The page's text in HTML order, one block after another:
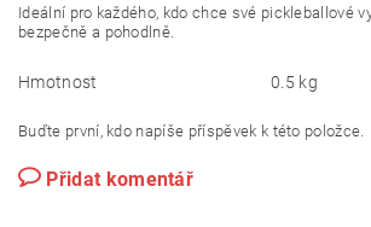
Ideální pro každého, kdo chce své pickleballové
bezpečně a pohodlně.
Hmotnost 0.5 kg
Buďte první, kdo napíše příspěvek k této položce.
Přidat komentář